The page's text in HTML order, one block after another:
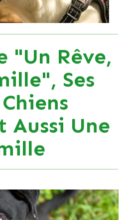
"Un Rêve,
Ses
Aussi Une